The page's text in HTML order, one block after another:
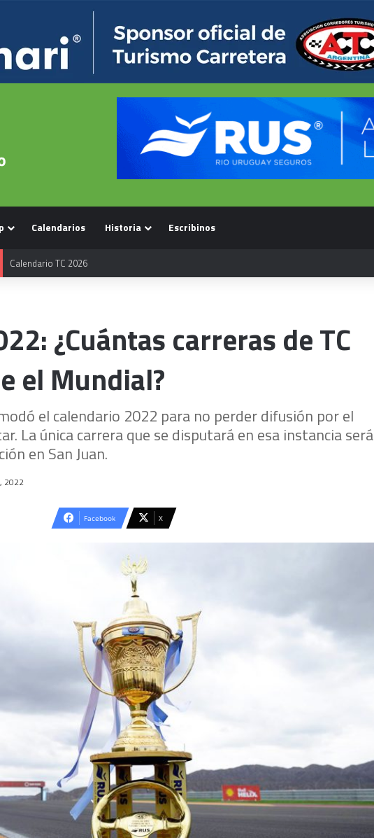
Calendarios Historia Escribinos
Calendario TC 2026
¿Cuántas carreras de TC
el Mundial?
el calendario 2022 para no perder difusión por el
La única carrera que se disputará en esa instancia será
en San Juan.
2022
Facebook X